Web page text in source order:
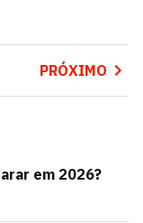
PRÓXIMO
em 2026?